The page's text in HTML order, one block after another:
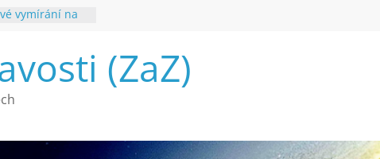
vymírání na
Záhady
(ZaZ)